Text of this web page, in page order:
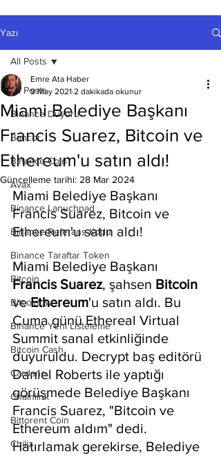
Yazı
All Posts
Binance Duyuru
Bancor
Binance Coin
Avax
Binance Lanuchpad
Binance Referans Kodu
Binance Taraftar Token
Bitcoin
Bitcoin Sv
Binance Yeni Listeleme
Bitcoin Cash
Cardano
Chainlink
Bittorent Coin
Chiliz
All Posts
Miami Belediye Başkanı
Francis Suarez, Bitcoin ve
Ethereum'u satın aldı!
Emre Ata Haber
9 May 2021 2 dakikada okunur
Güncelleme tarihi: 28 Mar 2024
Miami Belediye Başkanı
Francis Suarez, Bitcoin ve
Ethereum'u satın aldı!
Miami Belediye Başkanı
Francis Suarez, şahsen Bitcoin
ve Ethereum'u satın aldı. Bu
Cuma günü Ethereal Virtual
Summit sanal etkinliğinde
duyuruldu. Decrypt baş editörü
Daniel Roberts ile yaptığı
görüşmede Belediye Başkanı
Francis Suarez, "Bitcoin ve
Ethereum aldım" dedi.
Hatırlamak gerekirse, Belediye